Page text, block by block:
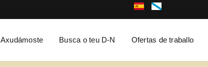
Axudámoste Busca o teu D-N Ofertas de traballo